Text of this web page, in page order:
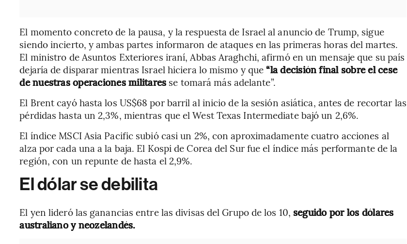
El momento concreto de la pausa, y la respuesta de Israel al anuncio de Trump, sigue
siendo incierto, y ambas partes informaron de ataques en las primeras horas del martes.
El ministro de Asuntos Exteriores iraní, Abbas Araghchi, afirmó en un mensaje que su país
dejaría de disparar mientras Israel hiciera lo mismo y que“la decisión final sobre el cese
de nuestras operaciones militares se tomará más adelante”.
El Brent cayó hasta los US$68 por barril al inicio de la sesión asiática, antes de recortar las
pérdidas hasta un 2,3%, mientras que el West Texas Intermediate bajó un 2,6%.
El índice MSCI Asia Pacific subió casi un 2%, con aproximadamente cuatro acciones al
alza por cada una a la baja. El Kospi de Corea del Sur fue el índice más performante de la
región, con un repunte de hasta el 2,9%.
El dólar se debilita
El yen lideró las ganancias entre las divisas del Grupo de los 10, seguido por los dólares
australiano y neozelandés.